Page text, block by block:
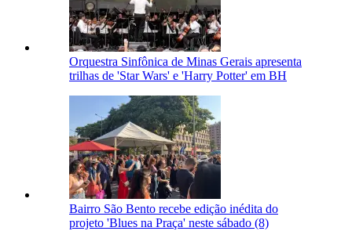
Orquestra Sinfônica de Minas Gerais apresenta
trilhas de 'Star Wars' e 'Harry Potter' em BH
Bairro São Bento recebe edição inédita do
projeto 'Blues na Praça' neste sábado (8)